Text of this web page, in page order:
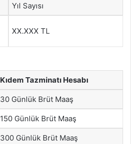
Yıl Sayısı
XX.XXX TL
Kıdem Tazminatı Hesabı
30 Günlük Brüt Maaş
150 Günlük Brüt Maaş
300 Günlük Brüt Maaş